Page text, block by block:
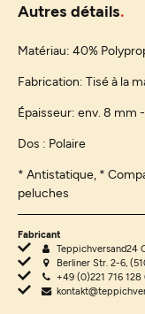
Autres détails
Matériau: 40%
Fabrication: Tisé à la
Épaisseur: env. 8 mm
Dos : Polaire
* Antistatique, *
peluches
Fabricant
Teppichversand24
Berliner Str. 2-6,
+49 (0)221 716 128